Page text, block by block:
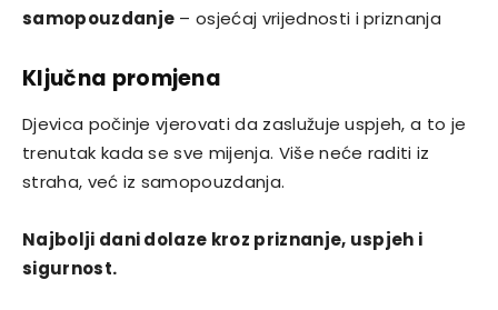
samopouzdanje – osjećaj vrijednosti i priznanja
Ključna promjena
Djevica počinje vjerovati da zaslužuje uspjeh, a to je
trenutak kada se sve mijenja. Više neće raditi iz
straha, već iz samopouzdanja.
Najbolji dani dolaze kroz priznanje, uspjeh i
sigurnost.